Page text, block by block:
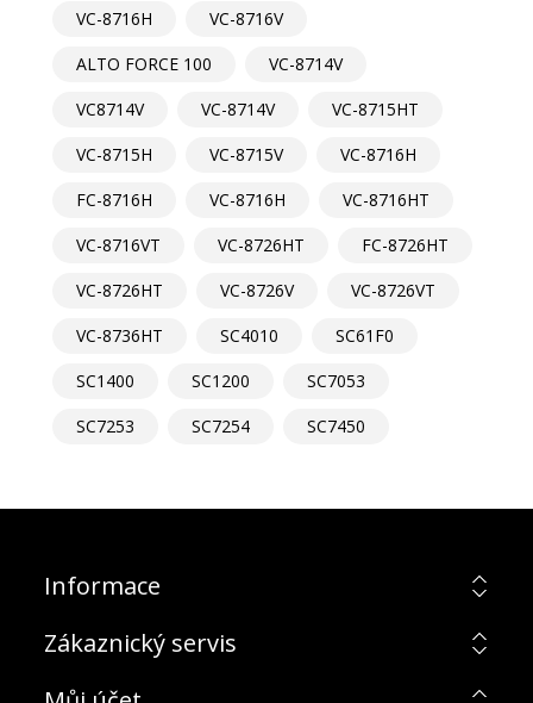
VC-8716H
VC-8716V
ALTO FORCE 100
VC-8714V
VC8714V
VC-8714V
VC-8715HT
VC-8715H
VC-8715V
VC-8716H
FC-8716H
VC-8716H
VC-8716HT
VC-8716VT
VC-8726HT
FC-8726HT
VC-8726HT
VC-8726V
VC-8726VT
VC-8736HT
SC4010
SC61F0
SC1400
SC1200
SC7053
SC7253
SC7254 SC7450
Informace
Zákaznický servis